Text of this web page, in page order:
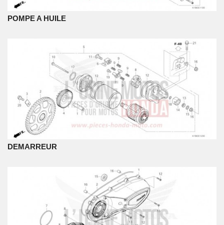
POMPE A HUILE
DEMARREUR